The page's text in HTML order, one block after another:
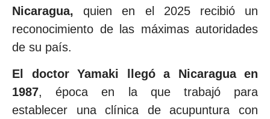
Nicaragua,quien en el 2025 recibió un
reconocimiento de las máximas autoridades
de su país.
El doctor Yamaki llegó a Nicaragua en
1987, época en la que trabajó para
establecer una clínica de acupuntura con